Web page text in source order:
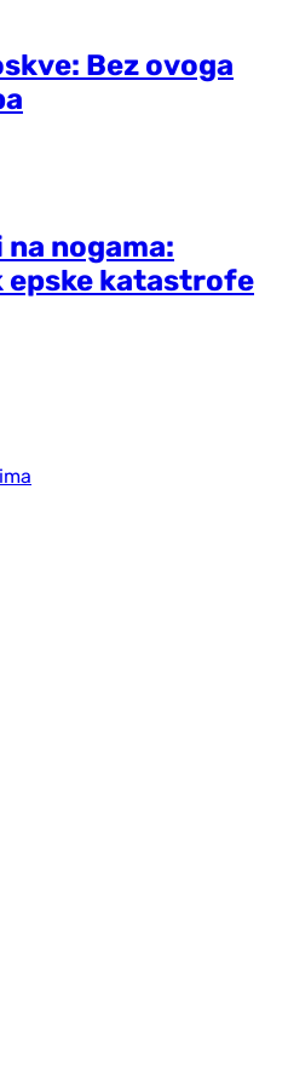
Bez ovoga
nogama:
epske katastrofe